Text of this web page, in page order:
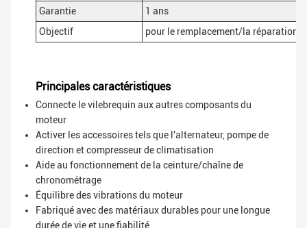
Garantie
1 ans
Objectif
pour le remplacement/la
Principales caractéristiques
Connecte le vilebrequin aux autres composants du
moteur
Activer les accessoires tels que l'alternateur, pompe de
direction et compresseur de climatisation
Aide au fonctionnement de la ceinture/chaîne de
chronométrage
Équilibre des vibrations du moteur
Fabriqué avec des matériaux durables pour une longue
durée de vie et une fiabilité